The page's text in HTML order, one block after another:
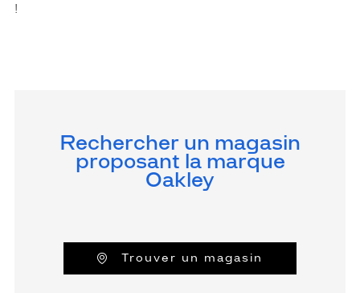
!
Rechercher un magasin
proposant la marque
Oakley
Trouver un magasin